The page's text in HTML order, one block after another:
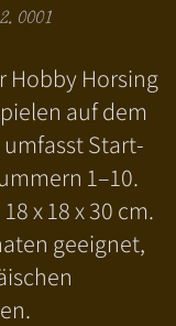
Hobby Horsing
auf dem
umfasst Start-
1–10.
x 18 x 30 cm.
geeignet,